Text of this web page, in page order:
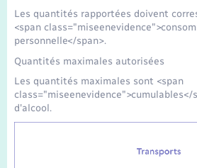
Les quantités rapportées doivent
<span
personnelle</span>.
Quantités maximales autorisées
Les quantités maximales sont <span
class="miseenevidence">cumulables</
d'alcool.